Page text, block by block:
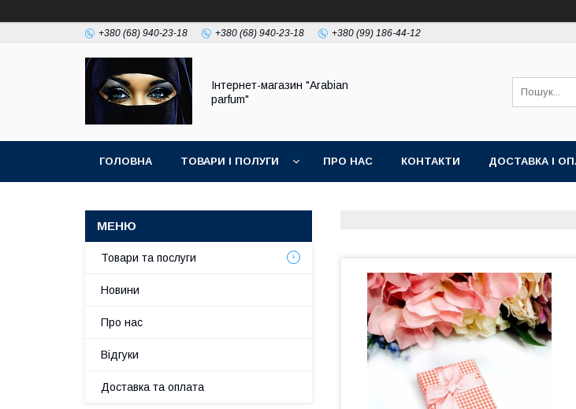
+380 (68) 940-23-18 +380 (68) 940-23-18 +380 (99) 186-44-12
Інтернет-магазин "Arabian
parfum"
ГОЛОВНА ТОВАРИ І ПОЛУГИ ПРО НАС КОНТАКТИ ДОСТАВКА І
Товари та послуги
Новини
Про нас
Відгуки
Доставка та оплата